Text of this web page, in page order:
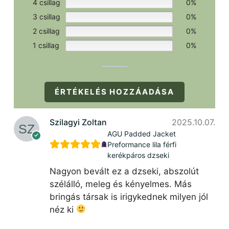
4 csillag
0%
3 csillag
0%
2 csillag
0%
1 csillag
0%
ÉRTÉKELÉS HOZZÁADÁSA
Szilagyi Zoltan 2025.10.07.
AGU Padded Jacket
Preformance lila férfi
kerékpáros dzseki
Nagyon bevált ez a dzseki, abszolút
szélálló, meleg és kényelmes. Más
bringás társak is irigykednek milyen jól
néz ki